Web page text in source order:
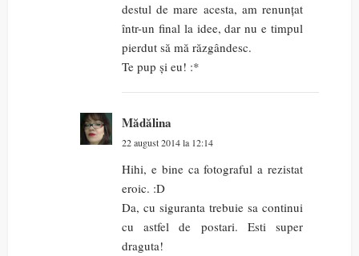
destul de mare acesta, am renunțat
într-un final la idee, dar nu e timpul
pierdut să mă răzgândesc.
Te pup și eu! :*
Mădălina
22 august 2014 la 12:14
Hihi, e bine ca fotograful a rezistat
eroic. :D
Da, cu siguranta trebuie sa continui
cu astfel de postari. Esti super
draguta!